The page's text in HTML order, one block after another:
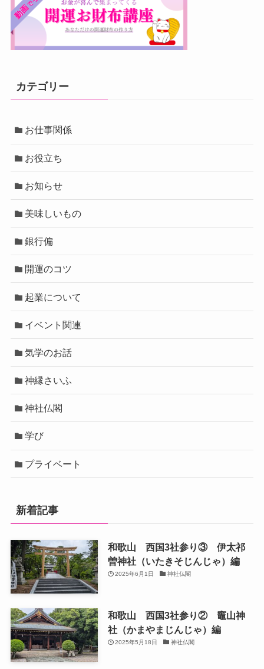
カテゴリー
お仕事関係
お役立ち
お知らせ
美味しいもの
銀行偏
開運のコツ
起業について
イベント関連
気学のお話
神縁さいふ
神社仏閣
学び
プライベート
新着記事
和歌山 西国3社参り③ 伊太祁
曽神社（いたきそじんじゃ）編
2025年6月1日 神社仏閣
和歌山 西国3社参り② 竈山神
社（かまやまじんじゃ）編
2025年5月18日 神社仏閣